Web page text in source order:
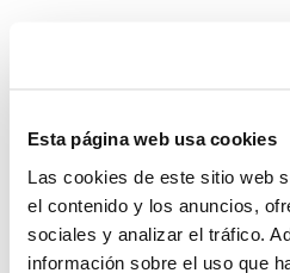
Esta página web usa cookies
Las cookies de este sitio web
el contenido y los anuncios,
sociales y analizar el tráfico.
información sobre el uso que